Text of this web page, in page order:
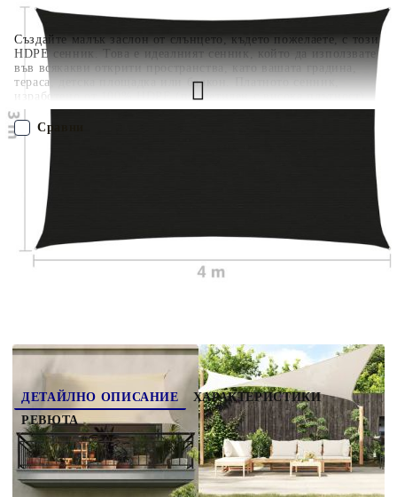
Създайте малък заслон от слънцето, където пожелаете, с този
HDPE сенник. Това е идеалният сенник, който да използвате
във всякакви открити пространства, като вашата градина,
тераса, детска площадка или балкон. Платното сенник,
изработено от 100% HDPE (полиетилен с висока плътност),
ви предпазва от пряка слънчева светлина, допуска достатъчно
въздух и е водопропускливо. HDPE материалът е специално
обработен, за да е устойчив на мухъл и UV лъчи. Сенникът се
сглобява лесно, благодарение на крепежните елементи от
неръждаема стомана на всеки ъгъл и включените въжета.
Наш представител ще се свърже с Вас в рамките на работния ден!
311732
Сравни
ДЕТАЙЛНО ОПИСАНИЕ
ХАРАКТЕРИСТИКИ
РЕВЮТА
Създайте малък заслон от слънцето, където
пожелаете, с този HDPE сенник. Това е
идеалният сенник, който да използвате във